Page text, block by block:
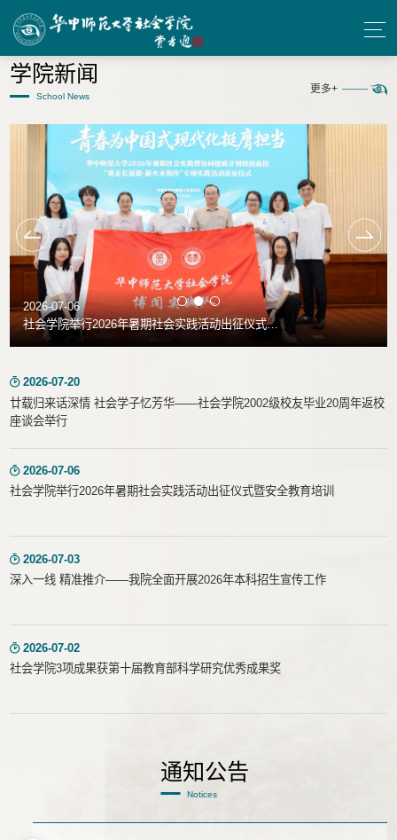
学院新闻
School News
更多+
2026-07-06
社会学院举行2026年暑期社会实践活动出征仪式暨
安全教育培训
2026-07-20
廿载归来话深情 社会学子忆芳华——社会学院2002级校友毕业20周年返校
座谈会举行
2026-07-06
社会学院举行2026年暑期社会实践活动出征仪式暨安全教育培训
2026-07-03
深入一线 精准推介——我院全面开展2026年本科招生宣传工作
2026-07-02
社会学院3项成果获第十届教育部科学研究优秀成果奖
通知公告
Notices